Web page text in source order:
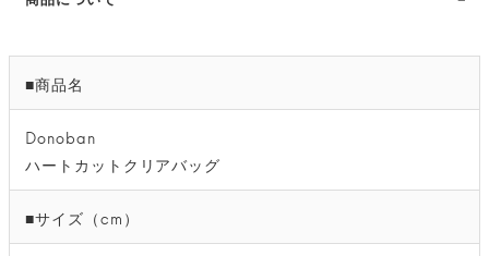
■商品名
Donoban
ハートカットクリアバッグ
■サイズ（cm）